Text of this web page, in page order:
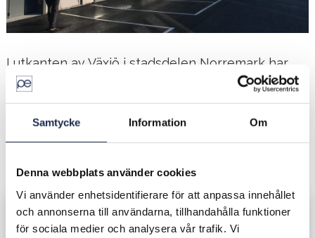
Samtycke Information Om
Denna webbplats använder cookies
Vi använder enhetsidentifierare för att anpassa innehållet
och annonserna till användarna, tillhandahålla funktioner
för sociala medier och analysera vår trafik. Vi
I utkanten av Växjö i stadsdelen Norremark har
P&E Fastigheter byggt ett industrihotell i
samarbete med Werkstaden AB. Industrihotellet
utifrån hyresgästens behov och önskemål, totalt
3 600 m² uthyrbar yta.
Werkstaden
Fakta